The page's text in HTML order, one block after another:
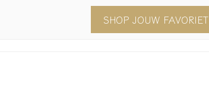
SHOP JOUW FAVORIET